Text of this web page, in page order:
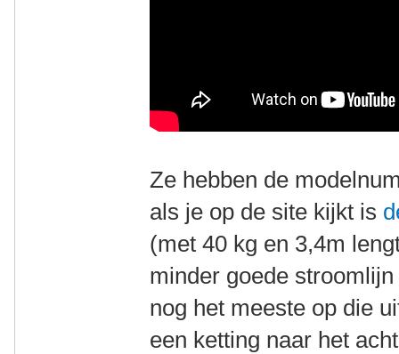
Ze hebben de
als je op de site kijkt is
(met 40 kg en 3,4m
minder goede
nog het meeste op die
een ketting naar het